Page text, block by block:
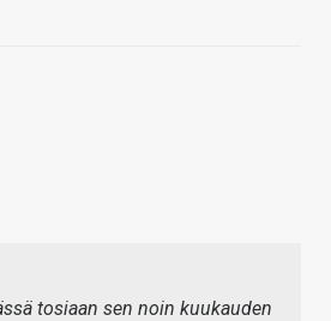
tosiaan sen noin kuukauden